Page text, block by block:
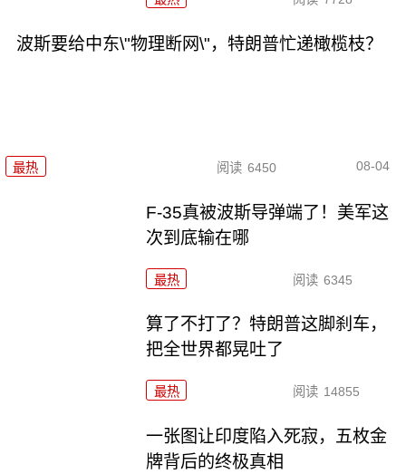
波斯要给中东\"物理断网\"，特朗普忙递橄榄枝？
最热 阅读 6450 08-04
F-35真被波斯导弹端了！美军这
次到底输在哪
最热 阅读 6345
算了不打了？特朗普这脚刹车，
把全世界都晃吐了
最热 阅读 14855
一张图让印度陷入死寂，五枚金
牌背后的终极真相